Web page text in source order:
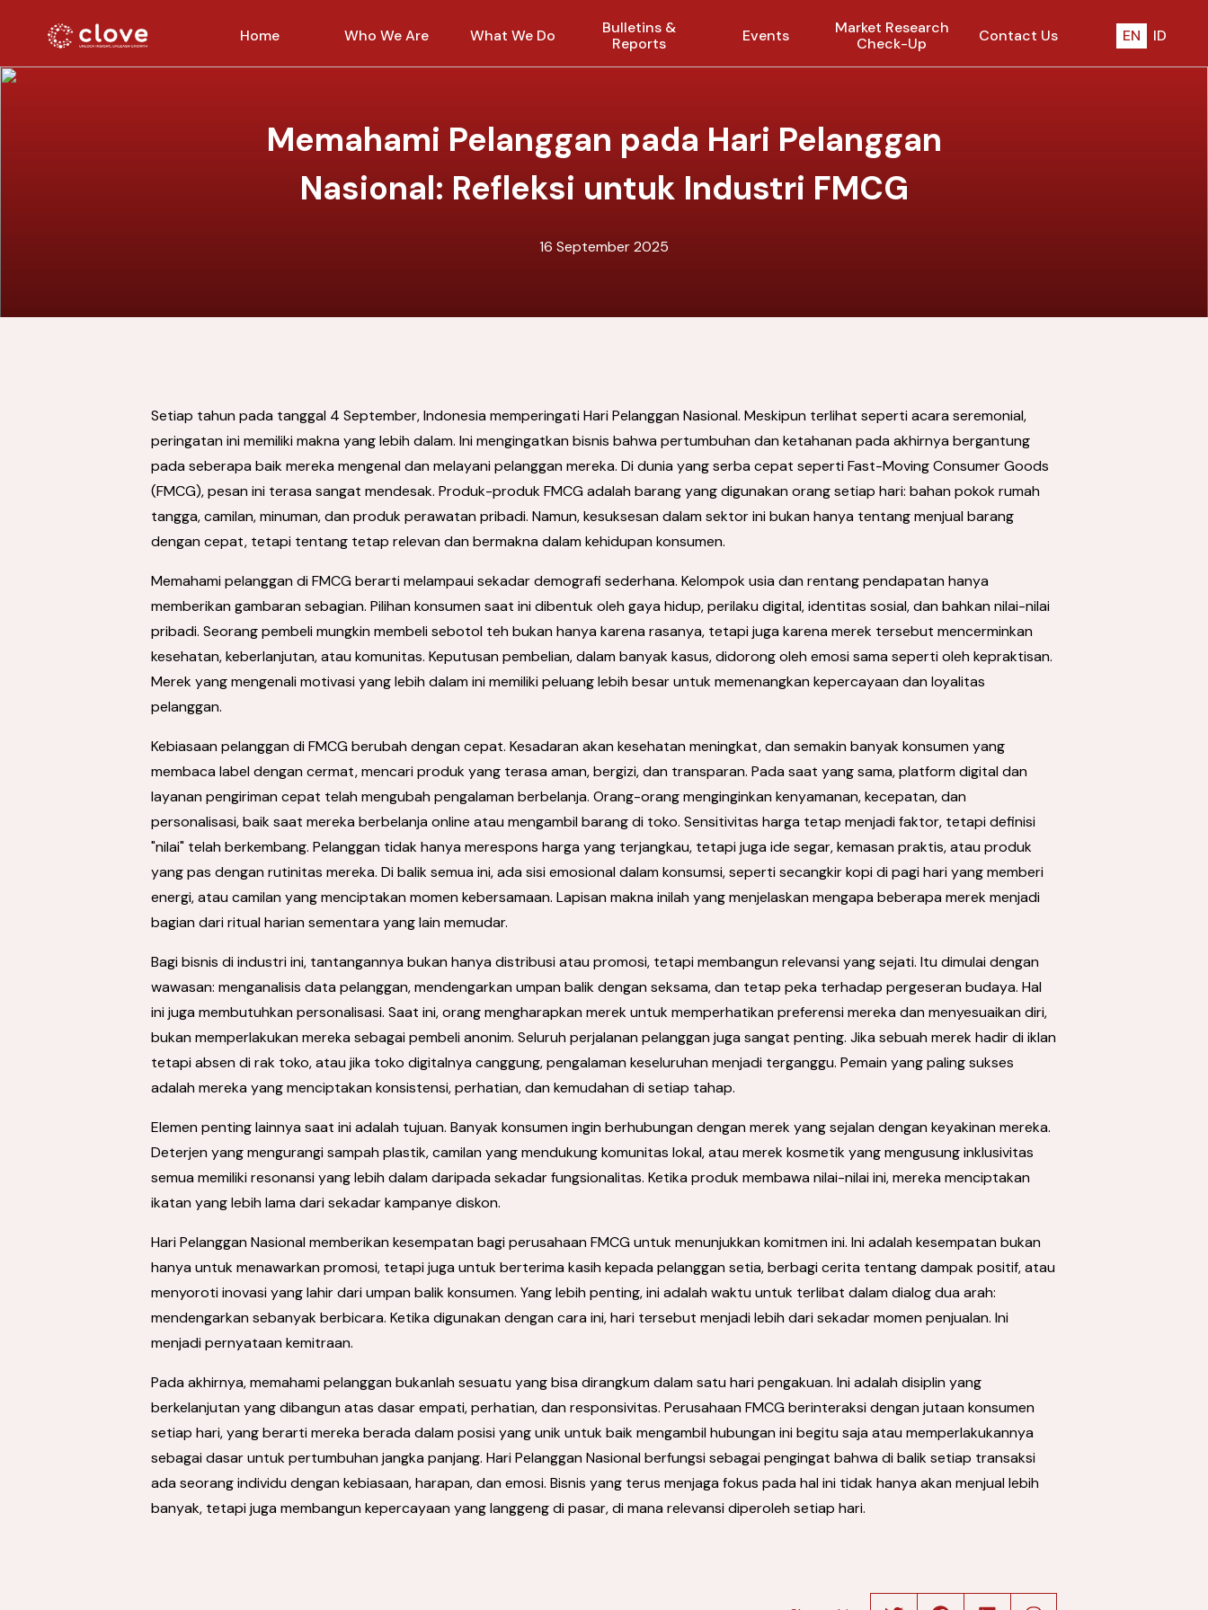
Home Who We Are What We Do
Bulletins &
Reports
Events
Market Research
Check-Up
Contact Us EN ID
Memahami Pelanggan pada Hari Pelanggan
Nasional: Refleksi untuk Industri FMCG
16 September 2025
Setiap tahun pada tanggal 4 September, Indonesia memperingati Hari Pelanggan Nasional. Meskipun terlihat seperti acara seremonial,
peringatan ini memiliki makna yang lebih dalam. Ini mengingatkan bisnis bahwa pertumbuhan dan ketahanan pada akhirnya bergantung
pada seberapa baik mereka mengenal dan melayani pelanggan mereka. Di dunia yang serba cepat seperti Fast-Moving Consumer Goods
(FMCG), pesan ini terasa sangat mendesak. Produk-produk FMCG adalah barang yang digunakan orang setiap hari: bahan pokok rumah
tangga, camilan, minuman, dan produk perawatan pribadi. Namun, kesuksesan dalam sektor ini bukan hanya tentang menjual barang
dengan cepat, tetapi tentang tetap relevan dan bermakna dalam kehidupan konsumen.
Memahami pelanggan di FMCG berarti melampaui sekadar demografi sederhana. Kelompok usia dan rentang pendapatan hanya
memberikan gambaran sebagian. Pilihan konsumen saat ini dibentuk oleh gaya hidup, perilaku digital, identitas sosial, dan bahkan nilai-nilai
pribadi. Seorang pembeli mungkin membeli sebotol teh bukan hanya karena rasanya, tetapi juga karena merek tersebut mencerminkan
kesehatan, keberlanjutan, atau komunitas. Keputusan pembelian, dalam banyak kasus, didorong oleh emosi sama seperti oleh kepraktisan.
Merek yang mengenali motivasi yang lebih dalam ini memiliki peluang lebih besar untuk memenangkan kepercayaan dan loyalitas
pelanggan.
Kebiasaan pelanggan di FMCG berubah dengan cepat. Kesadaran akan kesehatan meningkat, dan semakin banyak konsumen yang
membaca label dengan cermat, mencari produk yang terasa aman, bergizi, dan transparan. Pada saat yang sama, platform digital dan
layanan pengiriman cepat telah mengubah pengalaman berbelanja. Orang-orang menginginkan kenyamanan, kecepatan, dan
personalisasi, baik saat mereka berbelanja online atau mengambil barang di toko. Sensitivitas harga tetap menjadi faktor, tetapi definisi
"nilai" telah berkembang. Pelanggan tidak hanya merespons harga yang terjangkau, tetapi juga ide segar, kemasan praktis, atau produk
yang pas dengan rutinitas mereka. Di balik semua ini, ada sisi emosional dalam konsumsi, seperti secangkir kopi di pagi hari yang memberi
energi, atau camilan yang menciptakan momen kebersamaan. Lapisan makna inilah yang menjelaskan mengapa beberapa merek menjadi
bagian dari ritual harian sementara yang lain memudar.
Bagi bisnis di industri ini, tantangannya bukan hanya distribusi atau promosi, tetapi membangun relevansi yang sejati. Itu dimulai dengan
wawasan: menganalisis data pelanggan, mendengarkan umpan balik dengan seksama, dan tetap peka terhadap pergeseran budaya. Hal
ini juga membutuhkan personalisasi. Saat ini, orang mengharapkan merek untuk memperhatikan preferensi mereka dan menyesuaikan diri,
bukan memperlakukan mereka sebagai pembeli anonim. Seluruh perjalanan pelanggan juga sangat penting. Jika sebuah merek hadir di iklan
tetapi absen di rak toko, atau jika toko digitalnya canggung, pengalaman keseluruhan menjadi terganggu. Pemain yang paling sukses
adalah mereka yang menciptakan konsistensi, perhatian, dan kemudahan di setiap tahap.
Elemen penting lainnya saat ini adalah tujuan. Banyak konsumen ingin berhubungan dengan merek yang sejalan dengan keyakinan mereka.
Deterjen yang mengurangi sampah plastik, camilan yang mendukung komunitas lokal, atau merek kosmetik yang mengusung inklusivitas
semua memiliki resonansi yang lebih dalam daripada sekadar fungsionalitas. Ketika produk membawa nilai-nilai ini, mereka menciptakan
ikatan yang lebih lama dari sekadar kampanye diskon.
Hari Pelanggan Nasional memberikan kesempatan bagi perusahaan FMCG untuk menunjukkan komitmen ini. Ini adalah kesempatan bukan
hanya untuk menawarkan promosi, tetapi juga untuk berterima kasih kepada pelanggan setia, berbagi cerita tentang dampak positif, atau
menyoroti inovasi yang lahir dari umpan balik konsumen. Yang lebih penting, ini adalah waktu untuk terlibat dalam dialog dua arah:
mendengarkan sebanyak berbicara. Ketika digunakan dengan cara ini, hari tersebut menjadi lebih dari sekadar momen penjualan. Ini
menjadi pernyataan kemitraan.
Pada akhirnya, memahami pelanggan bukanlah sesuatu yang bisa dirangkum dalam satu hari pengakuan. Ini adalah disiplin yang
berkelanjutan yang dibangun atas dasar empati, perhatian, dan responsivitas. Perusahaan FMCG berinteraksi dengan jutaan konsumen
setiap hari, yang berarti mereka berada dalam posisi yang unik untuk baik mengambil hubungan ini begitu saja atau memperlakukannya
sebagai dasar untuk pertumbuhan jangka panjang. Hari Pelanggan Nasional berfungsi sebagai pengingat bahwa di balik setiap transaksi
ada seorang individu dengan kebiasaan, harapan, dan emosi. Bisnis yang terus menjaga fokus pada hal ini tidak hanya akan menjual lebih
banyak, tetapi juga membangun kepercayaan yang langgeng di pasar, di mana relevansi diperoleh setiap hari.